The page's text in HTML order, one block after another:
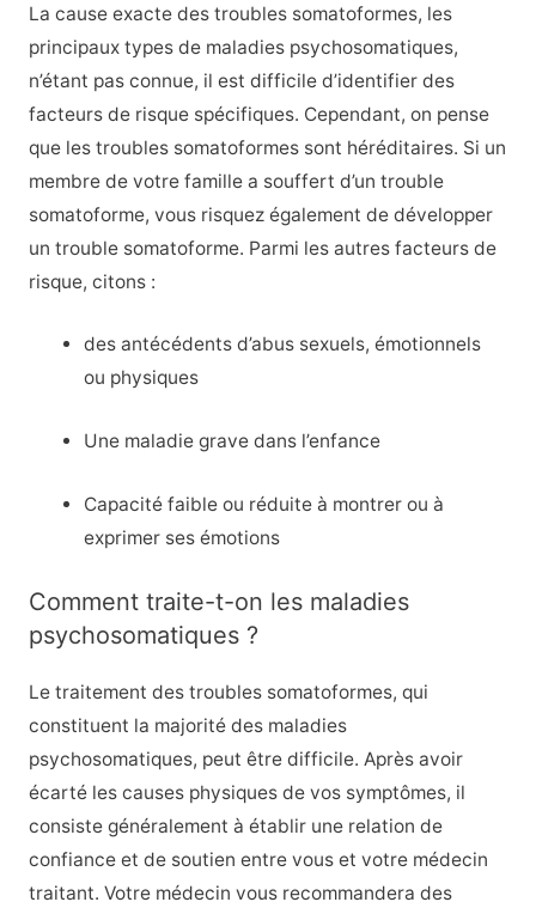
La cause exacte des troubles somatoformes, les
principaux types de maladies psychosomatiques,
n’étant pas connue, il est difficile d’identifier des
facteurs de risque spécifiques. Cependant, on pense
que les troubles somatoformes sont héréditaires. Si un
membre de votre famille a souffert d’un trouble
somatoforme, vous risquez également de développer
un trouble somatoforme. Parmi les autres facteurs de
risque, citons :
des antécédents d’abus sexuels, émotionnels
ou physiques
Une maladie grave dans l’enfance
Capacité faible ou réduite à montrer ou à
exprimer ses émotions
Comment traite-t-on les maladies
psychosomatiques ?
Le traitement des troubles somatoformes, qui
constituent la majorité des maladies
psychosomatiques, peut être difficile. Après avoir
écarté les causes physiques de vos symptômes, il
consiste généralement à établir une relation de
confiance et de soutien entre vous et votre médecin
traitant. Votre médecin vous recommandera des